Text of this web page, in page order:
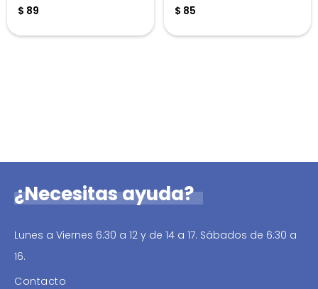
$ 89 $ 85
¿Necesitas ayuda?
Lunes a Viernes 6:30 a 12 y de 14 a 17. Sábados de 6:30 a
16.
Contacto